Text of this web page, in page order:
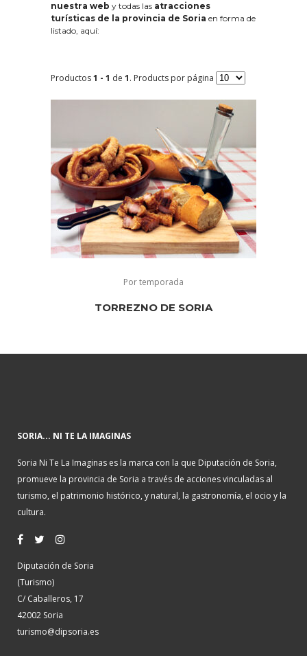
nuestra web y todas las atracciones
turísticas de la provincia de Soria en forma de
listado, aquí:
Productos1 - 1 de 1. Products por página
Por temporada
TORREZNO DE SORIA
SORIA... NI TE LA IMAGINAS
Soria Ni Te La Imaginas es la marca con la que Diputación de Soria,
promueve la provincia de Soria a través de acciones vinculadas al
turismo, el patrimonio histórico, y natural, la gastronomía, el ocio y la
cultura.
Diputación de Soria
(Turismo)
C/ Caballeros, 17
42002 Soria
turismo@dipsoria.es